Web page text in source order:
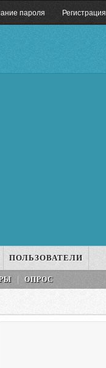
пароля Регистрация
ПОЛЬЗОВАТЕЛИ
ОПРОС